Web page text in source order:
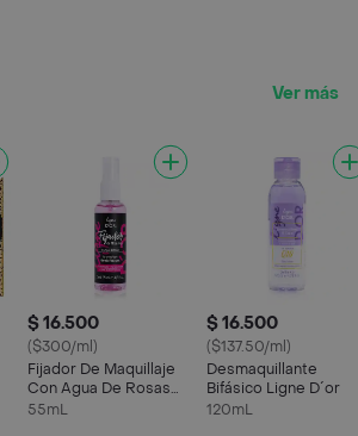
Ver más
$ 16.500
($300/ml)
Fijador De Maquillaje
Con Agua De Rosas
Ligne D´or
55mL
$ 16.500
($137.50/ml)
Desmaquillante
Bifásico Ligne D´or
120mL